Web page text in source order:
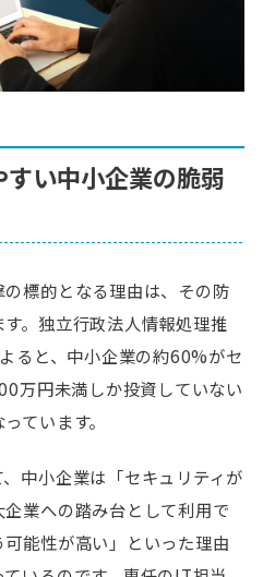
い中小企業の脆弱
標的となる理由は、その防
。独立行政法人情報処理推
ると、中小企業の約60%がセ
万円未満しか投資していない
ています。
中小企業は「セキュリティが
業への踏み台として利用で
能性が高い」といった理由